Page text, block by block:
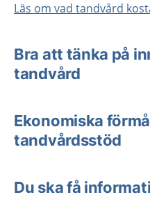
Läs om vad tandvård
Bra att tänka på
tandvård
Ekonomiska
tandvårdsstöd
Du ska få